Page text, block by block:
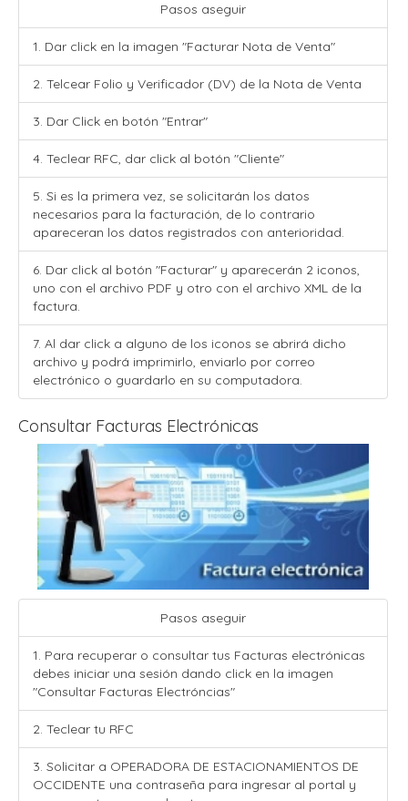
Pasos aseguir
1. Dar click en la imagen "Facturar Nota de Venta"
2. Telcear Folio y Verificador (DV) de la Nota de Venta
3. Dar Click en botón "Entrar"
4. Teclear RFC, dar click al botón "Cliente"
5. Si es la primera vez, se solicitarán los datos
necesarios para la facturación, de lo contrario
apareceran los datos registrados con anterioridad.
6. Dar click al botón "Facturar" y aparecerán 2 iconos,
uno con el archivo PDF y otro con el archivo XML de la
factura.
7. Al dar click a alguno de los iconos se abrirá dicho
archivo y podrá imprimirlo, enviarlo por correo
electrónico o guardarlo en su computadora.
Consultar Facturas Electrónicas
Pasos aseguir
1. Para recuperar o consultar tus Facturas electrónicas
debes iniciar una sesión dando click en la imagen
"Consultar Facturas Electróncias"
2. Teclear tu RFC
3. Solicitar a OPERADORA DE ESTACIONAMIENTOS DE
OCCIDENTE una contraseña para ingresar al portal y